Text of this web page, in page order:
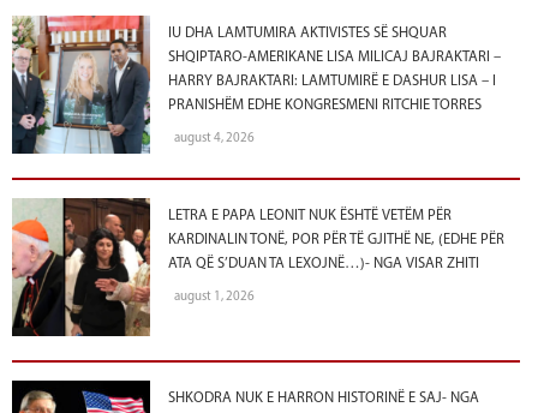
IU DHA LAMTUMIRA AKTIVISTES SË SHQUAR
SHQIPTARO-AMERIKANE LISA MILICAJ BAJRAKTARI –
HARRY BAJRAKTARI: LAMTUMIRË E DASHUR LISA – I
PRANISHËM EDHE KONGRESMENI RITCHIE TORRES
august 4, 2026
LETRA E PAPA LEONIT NUK ËSHTË VETËM PËR
KARDINALIN TONË, POR PËR TË GJITHË NE, (EDHE PËR
ATA QË S’DUAN TA LEXOJNË…)- NGA VISAR ZHITI
august 1, 2026
SHKODRA NUK E HARRON HISTORINË E SAJ- NGA